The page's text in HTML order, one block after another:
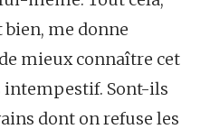
me donne
mieux connaître cet
Sont-ils
dont on refuse les